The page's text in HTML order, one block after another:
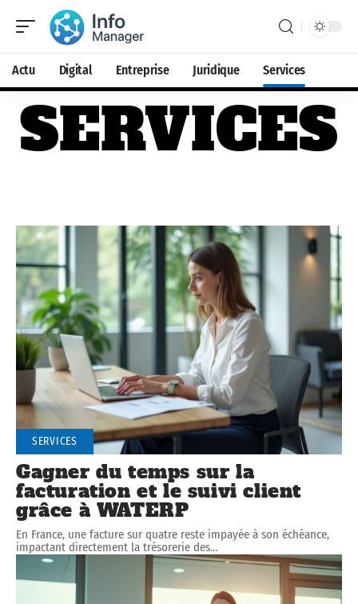
Actu Digital Entreprise Juridique Services
SERVICES
SERVICES
Gagner du temps sur la
facturation et le suivi client
grâce à WATERP
En France, une facture sur quatre reste impayée à son échéance,
impactant directement la trésorerie des…